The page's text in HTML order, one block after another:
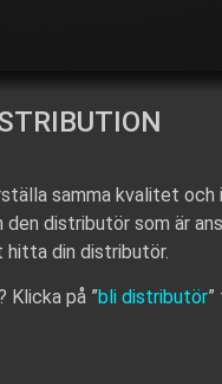
samma kvalitet och
distributör som är
hitta din distributör.
på ”bli distributör